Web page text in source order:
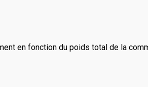
en fonction du poids total de la